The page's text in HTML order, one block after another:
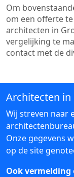
Om
om een offerte
architecten in
vergelijking te
contact met de
Architecten in
Wij streven naar
Onze gegevens
op de site
Ook vermelding